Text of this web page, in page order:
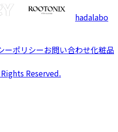
hadalabo
ーポリシーお問い合わせ化粧品
Reserved.